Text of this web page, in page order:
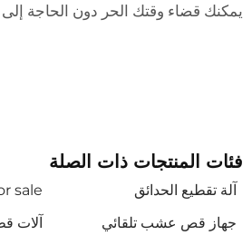
يمكنك قضاء وقتك الحر دون الحاجة
فئات المنتجات ذات الصلة
آلة تقطيع الحدائق
sale
جهاز قص عشب تلقائي
آلات